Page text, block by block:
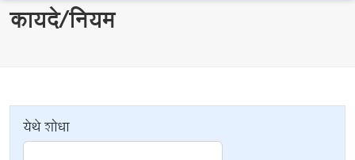
कायदे/नियम
येथे शोधा